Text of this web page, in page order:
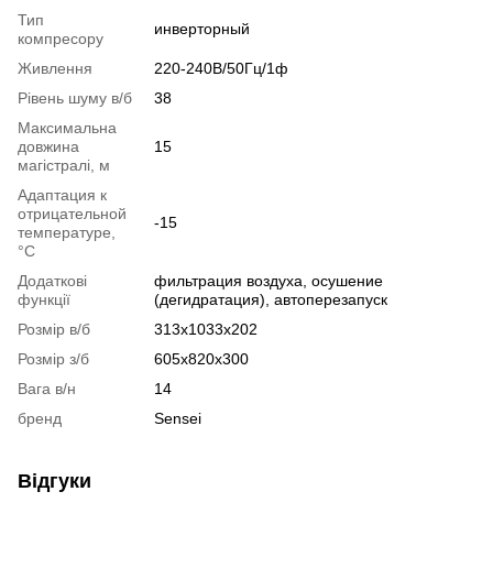
Тип
компресору
инверторный
Живлення
220-240В/50Гц/1ф
Рівень шуму в/б
38
Максимальна
довжина
магістралі, м
15
Адаптация к
отрицательной
температуре,
°C
-15
Додаткові
функції
фильтрация воздуха, осушение
(дегидратация), автоперезапуск
Розмір в/б
313х1033х202
Розмір з/б
605х820х300
Вага в/н
14
бренд
Sensei
Відгуки